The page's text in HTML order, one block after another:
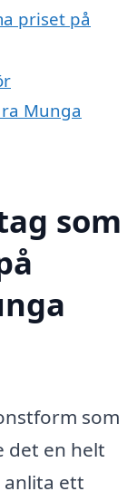
priset på
Munga
som
som
det en helt
anlita ett